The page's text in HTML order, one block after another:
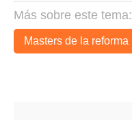
Más sobre este tema:
Masters de la reforma